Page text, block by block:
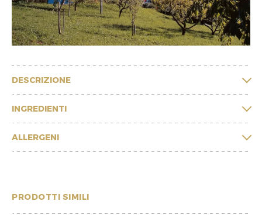
DESCRIZIONE
INGREDIENTI
ALLERGENI
PRODOTTI SIMILI